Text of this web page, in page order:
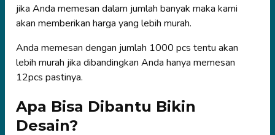
jika Anda memesan dalam jumlah banyak maka kami
akan memberikan harga yang lebih murah.
Anda memesan dengan jumlah 1000 pcs tentu akan
lebih murah jika dibandingkan Anda hanya memesan
12pcs pastinya.
Apa Bisa Dibantu Bikin
Desain?